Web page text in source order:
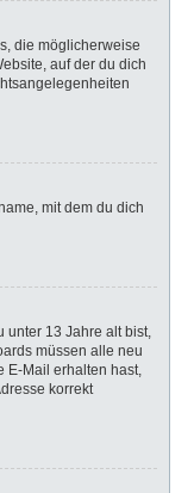
die möglicherweise
auf der du dich
mit dem du dich
unter 13 Jahre alt bist,
müssen alle neu
E-Mail erhalten hast,
korrekt